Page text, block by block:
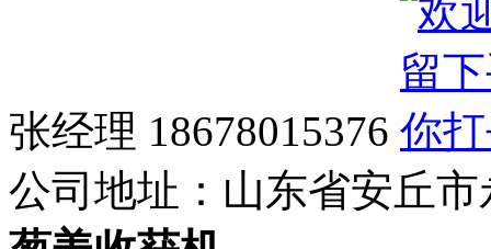
张经理 18678015376
公司地址： 山东省安丘